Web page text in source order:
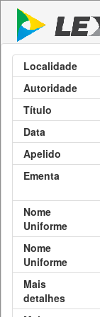
Localidade
Autoridade
Título
Data
Apelido
Ementa
Nome
Uniforme
Nome
Uniforme
Mais
detalhes